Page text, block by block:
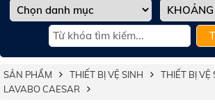
SẢN PHẨM THIẾT BỊ VỆ SINH THIẾT BỊ VỆ
LAVABO CAESAR